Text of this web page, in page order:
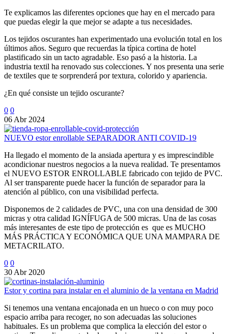
Te explicamos las diferentes opciones que hay en el mercado para
que puedas elegir la que mejor se adapte a tus necesidades.
Los tejidos oscurantes han experimentado una evolución total en los
últimos años. Seguro que recuerdas la típica cortina de hotel
plastificado sin un tacto agradable. Eso pasó a la historia. La
industria textil ha renovado sus colecciones. Y nos presenta una serie
de textiles que te sorprenderá por textura, colorido y apariencia.
¿En qué consiste un tejido oscurante?
0 0
06 Abr 2024
NUEVO estor enrollable SEPARADOR ANTI COVID-19
Ha llegado el momento de la ansiada apertura y es imprescindible
acondicionar nuestros negocios a la nueva realidad. Te presentamos
el NUEVO ESTOR ENROLLABLE fabricado con tejido de PVC.
Al ser transparente puede hacer la función de separador para la
atención al público, con una visibilidad perfecta.
Disponemos de 2 calidades de PVC, una con una densidad de 300
micras y otra calidad IGNÍFUGA de 500 micras. Una de las cosas
más interesantes de este tipo de protección es que es MUCHO
MÁS PRÁCTICA Y ECONÓMICA QUE UNA MAMPARA DE
METACRILATO.
0 0
30 Abr 2020
Estor y cortina para instalar en el aluminio de la ventana en Madrid
Si tenemos una ventana encajonada en un hueco o con muy poco
espacio arriba para recoger, no son adecuadas las soluciones
habituales. Es un problema que complica la elección del estor o